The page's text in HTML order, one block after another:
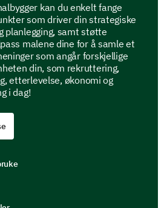
kan du enkelt fange
som driver din strategiske
planlegging, samt støtte
malene dine for å samle et
som angår forskjellige
din, som rekruttering,
etterlevelse, økonomi og
i dag!